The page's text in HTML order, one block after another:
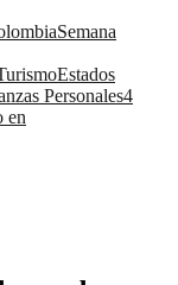
Semana
Estados
Personales4
en